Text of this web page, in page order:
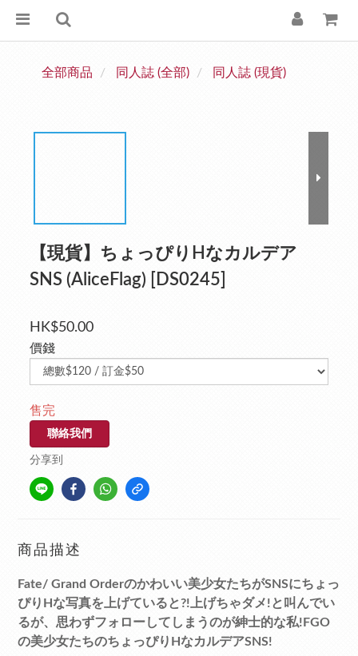
全部商品 同人誌 (全部) 同人誌 (現貨)
【現貨】ちょっぴりHなカルデア
SNS (AliceFlag) [DS0245]
HK$50.00
價錢
售完
聯絡我們
分享到
商品描述
Fate/ Grand Orderのかわいい美少女たちがSNSにちょっ
ぴりHな写真を上げていると?!上げちゃダメ!と叫んでい
るが、思わずフォローしてしまうのが紳士的な私!FGO
の美少女たちのちょっぴりHなカルデアSNS!